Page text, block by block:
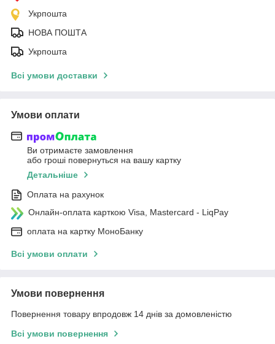
Укрпошта
НОВА ПОШТА
Укрпошта
Всі умови доставки
Умови оплати
Ви отримаєте замовлення
або гроші повернуться на вашу картку
Детальніше
Оплата на рахунок
Онлайн-оплата карткою Visa, Mastercard - LiqPay
оплата на картку МоноБанку
Всі умови оплати
Умови повернення
Повернення товару впродовж 14 днів за домовленістю
Всі умови повернення